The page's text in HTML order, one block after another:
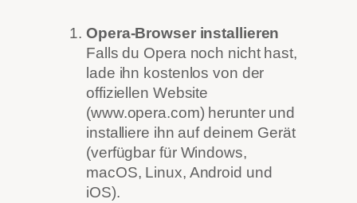
Opera-Browser installieren
Falls du Opera noch nicht hast,
lade ihn kostenlos von der
offiziellen Website
(www.opera.com) herunter und
installiere ihn auf deinem Gerät
(verfügbar für Windows,
macOS, Linux, Android und
iOS).